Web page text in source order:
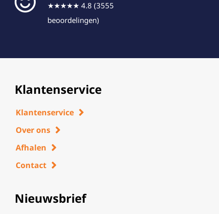
★★★★★ 4.8 (3555
beoordelingen)
Klantenservice
Klantenservice
Over ons
Afhalen
Contact
Nieuwsbrief